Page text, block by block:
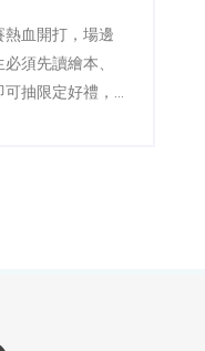
血開打，場邊
須先讀繪本、
抽限定好禮，